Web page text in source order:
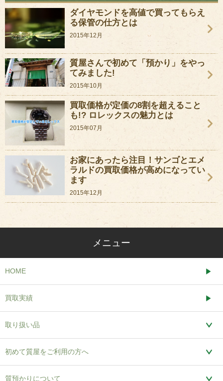
ダイヤモンドを高値で買ってもらえ
る保管の仕方とは
2015年12月
質屋さんで初めて「預かり」をやっ
てみました!
2015年10月
買取価格が定価の8割を超えること
も!? ロレックスの魅力とは
2015年07月
お家にあったら注目！サンゴとエメ
ラルドの買取価格が高めになってい
ます
2015年12月
メニュー
HOME
買取実績
取り扱い品
初めて質屋をご利用の方へ
質預かりについて